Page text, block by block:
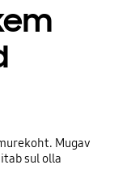
Mugav
sul olla